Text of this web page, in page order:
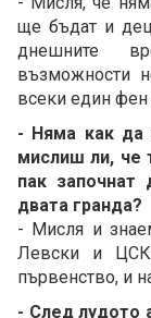
ще бъдат и
днешните
възможности
всеки един фен
- Няма как да
мислиш ли, че
пак започнат
двата гранда?
- Мисля и
Левски и
първенство, и
- След лудото